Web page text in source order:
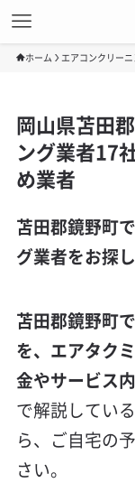
ホーム エアコンクリー
岡山県苫田
ング業者17
め業者
苫田郡鏡野町
グ業者をお探
苫田郡鏡野町
を、エアタク
金やサービス
で解説している
ら、ご自宅の
さい。